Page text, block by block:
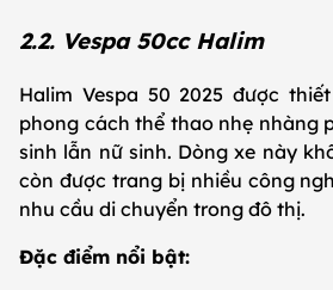
2.2. Vespa 50cc Halim
Halim Vespa 50 2025 được
phong cách thể thao nhẹ nhàng
sinh lẫn nữ sinh. Dòng xe này
còn được trang bị nhiều công
nhu cầu di chuyển trong đô thị.
Đặc điểm nổi bật: